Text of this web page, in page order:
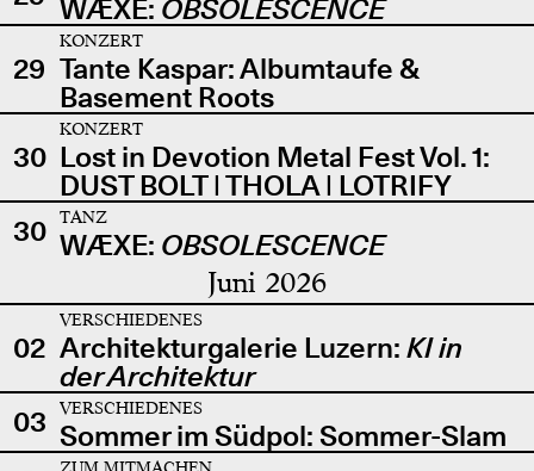
WÆXE: OBSOLESCENCE
29
KONZERT
Tante Kaspar: Albumtaufe &
Basement Roots
30
KONZERT
Lost in Devotion Metal Fest Vol. 1:
DUST BOLT | THOLA | LOTRIFY
30
TANZ
WÆXE: OBSOLESCENCE
Juni 2026
02
VERSCHIEDENES
Architekturgalerie Luzern: KI in
der Architektur
03
VERSCHIEDENES
Sommer im Südpol: Sommer-Slam